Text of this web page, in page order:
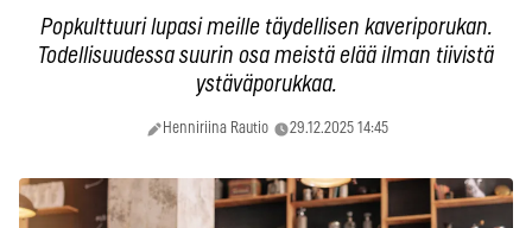
Popkulttuuri lupasi meille täydellisen kaveriporukan.
Todellisuudessa suurin osa meistä elää ilman tiivistä
ystäväporukkaa.
Henniriina Rautio 29.12.2025 14:45